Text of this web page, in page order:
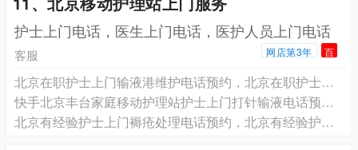
护士上门电话，医生上门电话，医护人员上门电话
客服 网店第3年 百
北京在职护士上门输液港维护电话预约，北京在职护士上门更换鼻饲管胃管电话预约，北京在职护士上门更换尿管电话预约
快手北京丰台家庭移动护理站护士上门打针输液电话预约 专业服务 收费合理
北京有经验护士上门褥疮处理电话预约，北京有经验护士上门气切患者护理电话预约，北京有经验护士上门吸痰排痰护理电话预约